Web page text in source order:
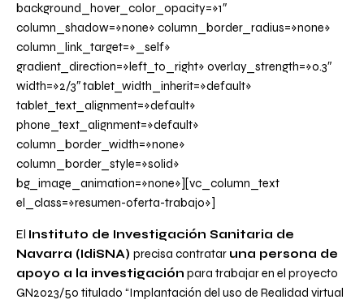
background_hover_color_opacity=»1″
column_shadow=»none» column_border_radius=»none»
column_link_target=»_self»
gradient_direction=»left_to_right» overlay_strength=»0.3″
width=»2/3″ tablet_width_inherit=»default»
tablet_text_alignment=»default»
phone_text_alignment=»default»
column_border_width=»none»
column_border_style=»solid»
bg_image_animation=»none»][vc_column_text
el_class=»resumen-oferta-trabajo»]
El Instituto de Investigación Sanitaria de
Navarra (IdiSNA) precisa contratar una persona de
apoyo a la investigación para trabajar en el proyecto
GN2023/50 titulado “Implantación del uso de Realidad virtual